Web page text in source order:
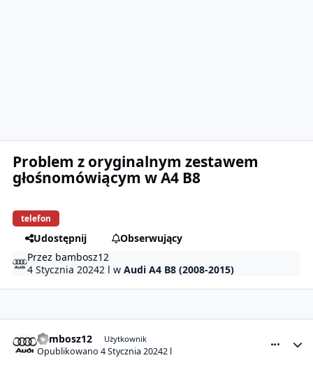
Problem z oryginalnym zestawem
głośnomówiącym w A4 B8
telefon
Udostępnij
Obserwujący
Przez bambosz12
4 Stycznia 20242 lwAudi A4 B8 (2008-2015)
bambosz12 Użytkownik
Opublikowano4 Stycznia 20242 l